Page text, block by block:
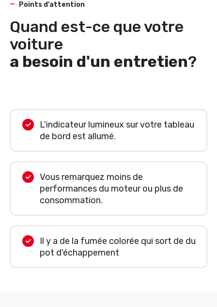
Points d'attention
Quand est-ce que votre
voiture
a besoin d'un entretien?
L'indicateur lumineux sur votre tableau
de bord est allumé.
Vous remarquez moins de
performances du moteur ou plus de
consommation.
Il y a de la fumée colorée qui sort de du
pot d'échappement